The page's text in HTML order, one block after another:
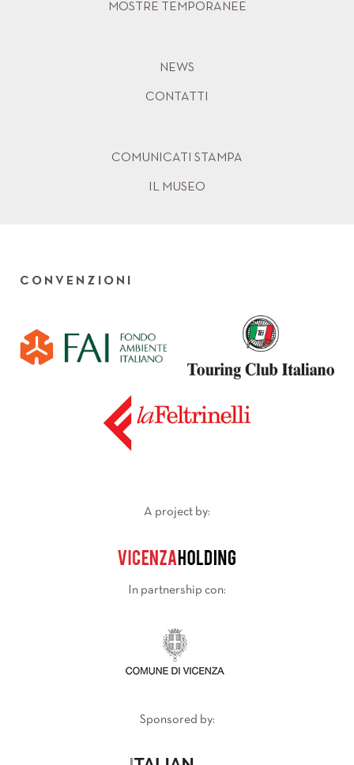
MOSTRE TEMPORANEE
NEWS
CONTATTI
COMUNICATI STAMPA
IL MUSEO
CONVENZIONI
A project by:
In partnership con:
Sponsored by: